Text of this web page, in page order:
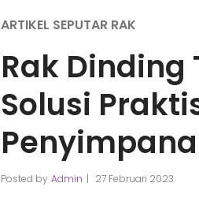
ARTIKEL SEPUTAR RAK
Rak Dinding
Solusi
Posted by Admin 27 Februari 2023